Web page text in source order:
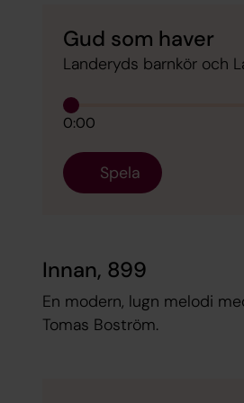
Gud som haver
Landeryds barnkör och
0:00
Spela
Innan, 899
En modern, lugn melodi
Tomas Boström.